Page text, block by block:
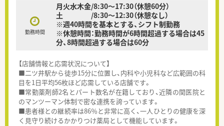
勤務時間
月火水木金/8:30～17:30（休憩60分）
土 /8:30～12:30（休憩なし）
※週40時間を基本とする、シフト制勤務
※休憩時間：勤務時間が6時間超過する場合は45
分、8時間超過する場合は60分
【店舗情報と応需状況について】
■二ツ井駅から徒歩15分に位置し、内科や小児科など広範囲の科
目を1日平均56枚ほど応需している店舗です。
■常勤薬剤師2名とパート数名が在籍しており、近隣の関医院と
のマンツーマン体制で密な連携を誇っています。
■患者様との継続率は86％と非常に高く、一人ひとりの健康を深
く見守り続けるかかりつけ薬局として機能しています。